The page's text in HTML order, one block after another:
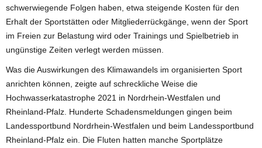
schwerwiegende Folgen haben, etwa steigende Kosten für den
Erhalt der Sportstätten oder Mitgliederrückgänge, wenn der Sport
im Freien zur Belastung wird oder Trainings und Spielbetrieb in
ungünstige Zeiten verlegt werden müssen.
Was die Auswirkungen des Klimawandels im organisierten Sport
anrichten können, zeigte auf schreckliche Weise die
Hochwasserkatastrophe 2021 in Nordrhein-Westfalen und
Rheinland-Pfalz. Hunderte Schadensmeldungen gingen beim
Landessportbund Nordrhein-Westfalen und beim Landessportbund
Rheinland-Pfalz ein. Die Fluten hatten manche Sportplätze